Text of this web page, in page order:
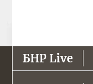
БНР Live